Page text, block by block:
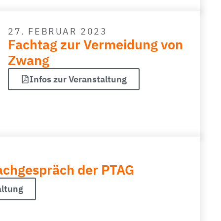
27. FEBRUAR 2023
Fachtag zur Vermeidung von
Zwang
Infos zur Veranstaltung
der PTAG